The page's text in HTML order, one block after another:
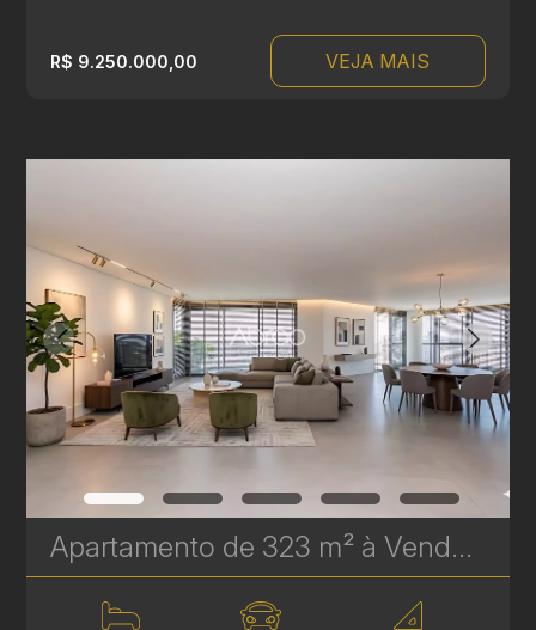
R$ 9.250.000,00 VEJA MAIS
Apartamento de 323 m² à Venda no Epic Água Verde | Em Frente ao Clube Curitibano | Ref. 1718